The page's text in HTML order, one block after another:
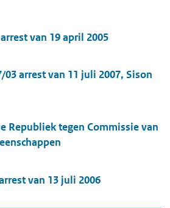
van 19 april 2005
03 arrest van 11 juli 2007, Sison
Republiek tegen Commissie van
van 13 juli 2006